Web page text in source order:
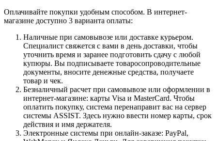
Оплачивайте покупки удобным способом. В интернет-
магазине доступно 3 варианта оплаты:
Наличные при самовывозе или доставке курьером.
Специалист свяжется с вами в день доставки, чтобы
уточнить время и заранее подготовить сдачу с любой
купюры. Вы подписываете товаросопроводительные
документы, вносите денежные средства, получаете
товар и чек.
Безналичный расчет при самовывозе или оформлении в
интернет-магазине: карты Visa и MasterCard. Чтобы
оплатить покупку, система перенаправит вас на сервер
системы ASSIST. Здесь нужно ввести номер карты, срок
действия и имя держателя.
Электронные системы при онлайн-заказе: PayPal,